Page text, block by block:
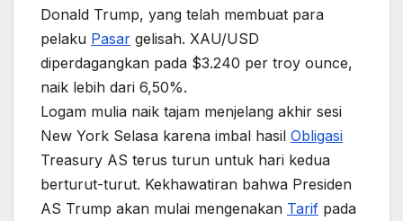
Donald Trump, yang telah membuat para
pelaku Pasar gelisah. XAU/USD
diperdagangkan pada $3.240 per troy ounce,
naik lebih dari 6,50%.
Logam mulia naik tajam menjelang akhir sesi
New York Selasa karena imbal hasil Obligasi
Treasury AS terus turun untuk hari kedua
berturut-turut. Kekhawatiran bahwa Presiden
AS Trump akan mulai mengenakan Tarif pada